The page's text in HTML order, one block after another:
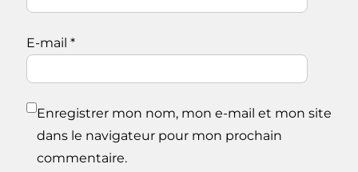
E-mail *
Enregistrer mon nom, mon e-mail et mon site
dans le navigateur pour mon prochain
commentaire.